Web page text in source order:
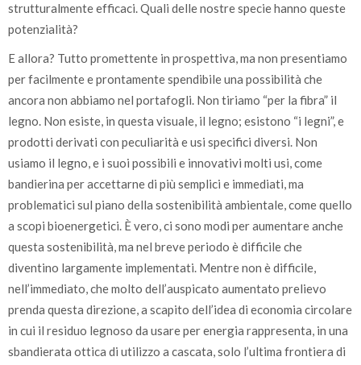
strutturalmente efficaci. Quali delle nostre specie hanno queste
potenzialità?
E allora? Tutto promettente in prospettiva, ma non presentiamo
per facilmente e prontamente spendibile una possibilità che
ancora non abbiamo nel portafogli. Non tiriamo “per la fibra” il
legno. Non esiste, in questa visuale, il legno; esistono “i legni”, e
prodotti derivati con peculiarità e usi specifici diversi. Non
usiamo il legno, e i suoi possibili e innovativi molti usi, come
bandierina per accettarne di più semplici e immediati, ma
problematici sul piano della sostenibilità ambientale, come quello
a scopi bioenergetici. È vero, ci sono modi per aumentare anche
questa sostenibilità, ma nel breve periodo è difficile che
diventino largamente implementati. Mentre non è difficile,
nell’immediato, che molto dell’auspicato aumentato prelievo
prenda questa direzione, a scapito dell’idea di economia circolare
in cui il residuo legnoso da usare per energia rappresenta, in una
sbandierata ottica di utilizzo a cascata, solo l’ultima frontiera di